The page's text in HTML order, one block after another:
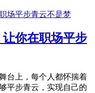
你在职场平步
台上，每个人都怀揣着
平步青云，实现自己的